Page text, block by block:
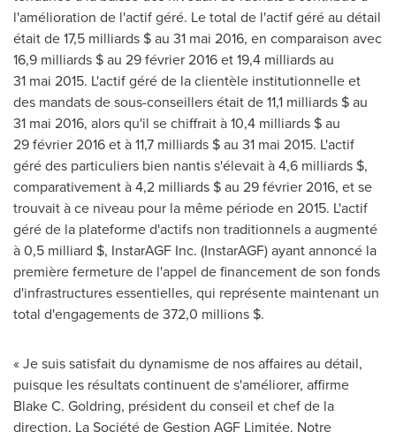
l'amélioration de l'actif géré. Le total de l'actif géré au détail
était de 17,5 milliards $ au 31 mai 2016, en comparaison avec
16,9 milliards $ au 29 février 2016 et 19,4 milliards au
31 mai 2015. L'actif géré de la clientèle institutionnelle et
des mandats de sous-conseillers était de 11,1 milliards $ au
31 mai 2016, alors qu'il se chiffrait à 10,4 milliards $ au
29 février2016 età 11,7 milliards $ au 31 mai 2015. L'actif
géré des particuliers bien nantis s'élevait à 4,6 milliards $,
comparativement à 4,2 milliards $ au 29 février 2016, et se
trouvait à ce niveau pour la même période en 2015. L'actif
géré de la plateforme d'actifs non traditionnels a augmenté
à 0,5 milliard $, InstarAGF Inc. (InstarAGF) ayant annoncé la
première fermeture de l'appel de financement de son fonds
d'infrastructures essentielles, qui représente maintenant un
total d'engagements de 372,0 millions $.
« Je suis satisfait du dynamisme de nos affaires au détail,
puisque les résultats continuent de s'améliorer, affirme
Blake C. Goldring, président du conseil et chef de la
direction, La Société de Gestion AGF Limitée. Notre